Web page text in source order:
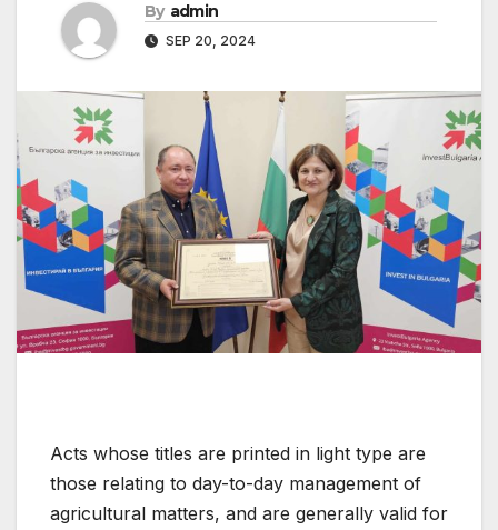
By admin
SEP 20, 2024
Acts whose titles are printed in light type are
those relating to day-to-day management of
agricultural matters, and are generally valid for